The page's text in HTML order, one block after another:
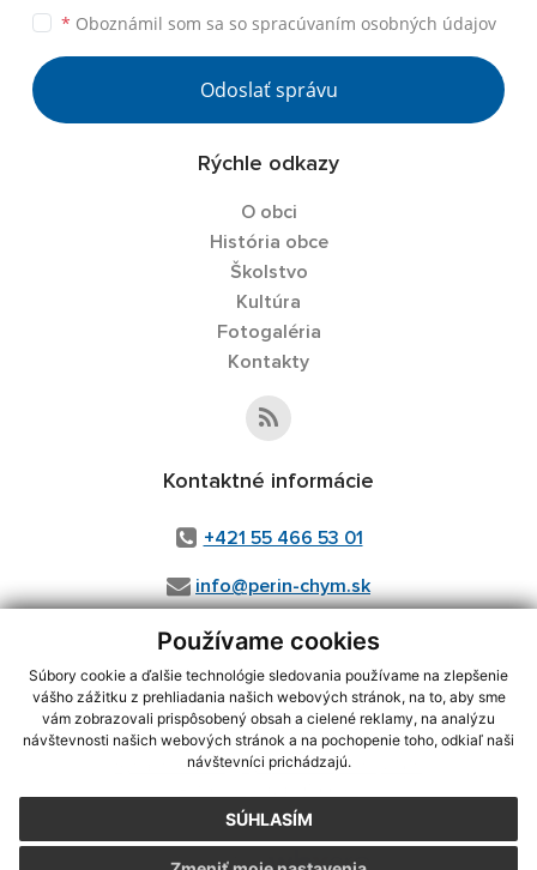
Používame cookies
Súbory cookie a ďalšie technológie sledovania používame na zlepšenie
vášho zážitku z prehliadania našich webových stránok, na to, aby sme
vám zobrazovali prispôsobený obsah a cielené reklamy, na analýzu
návštevnosti našich webových stránok a na pochopenie toho, odkiaľ naši
návštevníci prichádzajú.
SÚHLASÍM
* Oboznámil som sa so spracúvaním osobných údajov
Odoslať správu
Rýchle odkazy
O obci
História obce
Školstvo
Kultúra
Fotogaléria
Kontakty
Kontaktné informácie
+421 55 466 53 01
info@perin-chym.sk
Posledná aktualizácia:05.08.2026
Vytlačiť stránku|Vyhlásenie o prístupnosti
webdesign